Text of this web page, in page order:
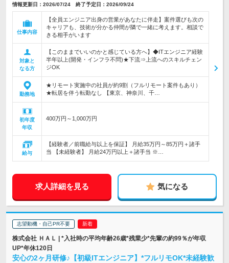
情報更新日：2026/07/24 終了予定日：2026/09/24
仕事内容
【全員エンジニア出身の営業があなたに伴走】案件選びも次の
キャリアも、技術が分かる仲間が隣で一緒に考えます。相談で
きる相手がいます
対象と
なる方
【このままでいいのかと感じている方へ】◆ITエンジニア経験
半年以上(開発・インフラ不問)★下流⇒上流へのスキルチェン
ジOK
勤務地
★リモート実施中の社員が約9割（フルリモート案件もあり）
★転居を伴う転勤なし 【東京、神奈川、千…
初年度
年収
400万円～1,000万円
給与
【経験者／前職給与以上を保証】 月給35万円～85万円＋諸手
当 【未経験者】 月給24万円以上＋諸手当 ※…
求人詳細を見る 気になる
志望動機・自己PR不要
株式会社 ＨＡＬ | *入社時の平均年齢26歳*残業少*先輩の約99％が年収
UP*年休120日
安心の2ヶ月研修♪【初級ITエンジニア】*フルリモOK*未経験歓